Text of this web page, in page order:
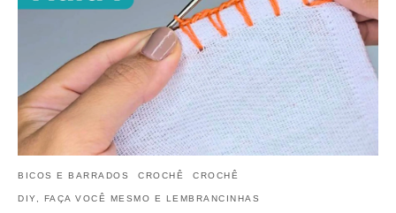
BICOS E BARRADOS CROCHÊ CROCHÊ
DIY, FAÇA VOCÊ MESMO E LEMBRANCINHAS